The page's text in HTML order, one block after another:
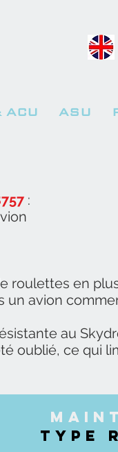
ACU ASU
:
roulettes en
avion
au
oublié, ce qui
TYPE